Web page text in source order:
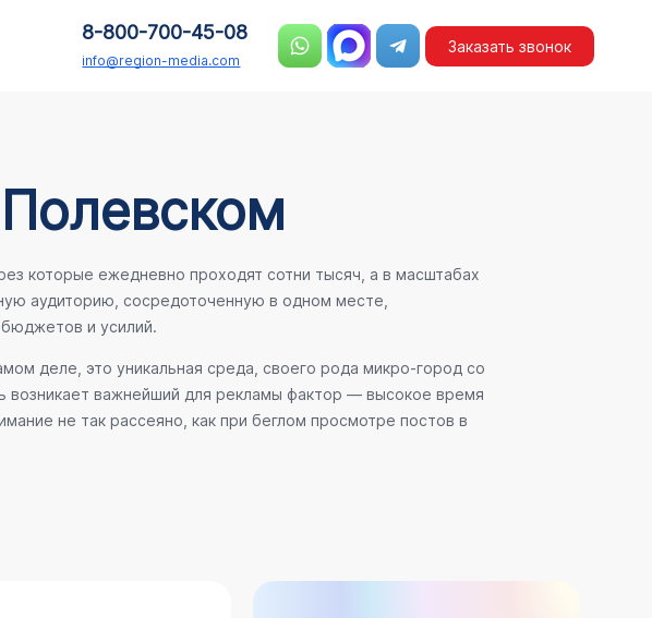
8-800-700-45-08
info@region-media.com
Заказать звонок
которые ежедневно проходят сотни тысяч, а в масштабах
аудиторию, сосредоточенную в одном месте,
и усилий.
деле, это уникальная среда, своего рода микро-город со
возникает важнейший для рекламы фактор — высокое время
не так рассеяно, как при беглом просмотре постов в